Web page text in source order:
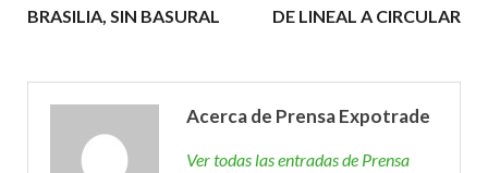
BRASILIA, SIN BASURAL DE LINEAL A CIRCULAR
Acerca de Prensa Expotrade
Ver todas las entradas de Prensa